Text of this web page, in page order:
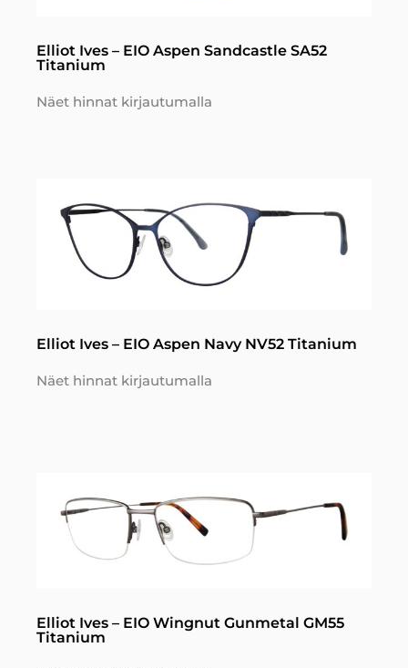
Elliot Ives – EIO Aspen Sandcastle SA52
Titanium
Näet hinnat kirjautumalla
Elliot Ives – EIO Aspen Navy NV52 Titanium
Näet hinnat kirjautumalla
Elliot Ives – EIO Wingnut Gunmetal GM55
Titanium